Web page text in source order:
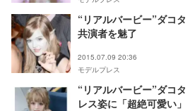
“リアルバービー”ダコ
共演者を魅了
2015.07.09 20:36
モデルプレス
“リアルバービー”ダコ
レス姿に「超絶可愛い